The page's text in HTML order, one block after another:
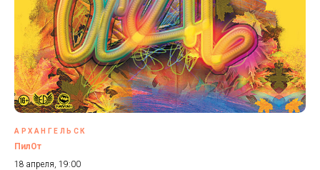
АРХАНГЕЛЬСК
ПилОт
18 апреля, 19:00